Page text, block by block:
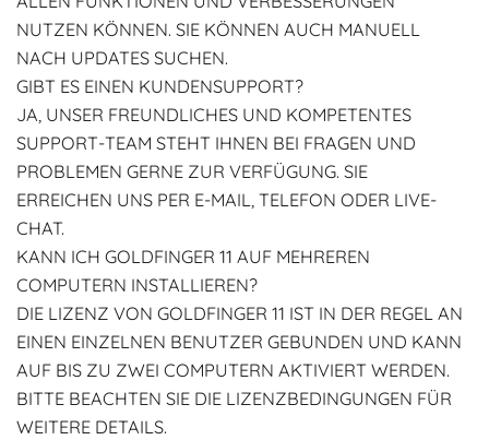
NUTZEN KÖNNEN. SIE KÖNNEN AUCH MANUELL
NACH UPDATES SUCHEN.
GIBT ES EINEN KUNDENSUPPORT?
JA, UNSER FREUNDLICHES UND KOMPETENTES
SUPPORT-TEAM STEHT IHNEN BEI FRAGEN UND
PROBLEMEN GERNE ZUR VERFÜGUNG. SIE
ERREICHEN UNS PER E-MAIL, TELEFON ODER LIVE-
CHAT.
KANN ICH GOLDFINGER 11 AUF MEHREREN
COMPUTERN INSTALLIEREN?
DIE LIZENZ VON GOLDFINGER 11 IST IN DER REGEL AN
EINEN EINZELNEN BENUTZER GEBUNDEN UND KANN
AUF BIS ZU ZWEI COMPUTERN AKTIVIERT WERDEN.
BITTE BEACHTEN SIE DIE LIZENZBEDINGUNGEN FÜR
WEITERE DETAILS.